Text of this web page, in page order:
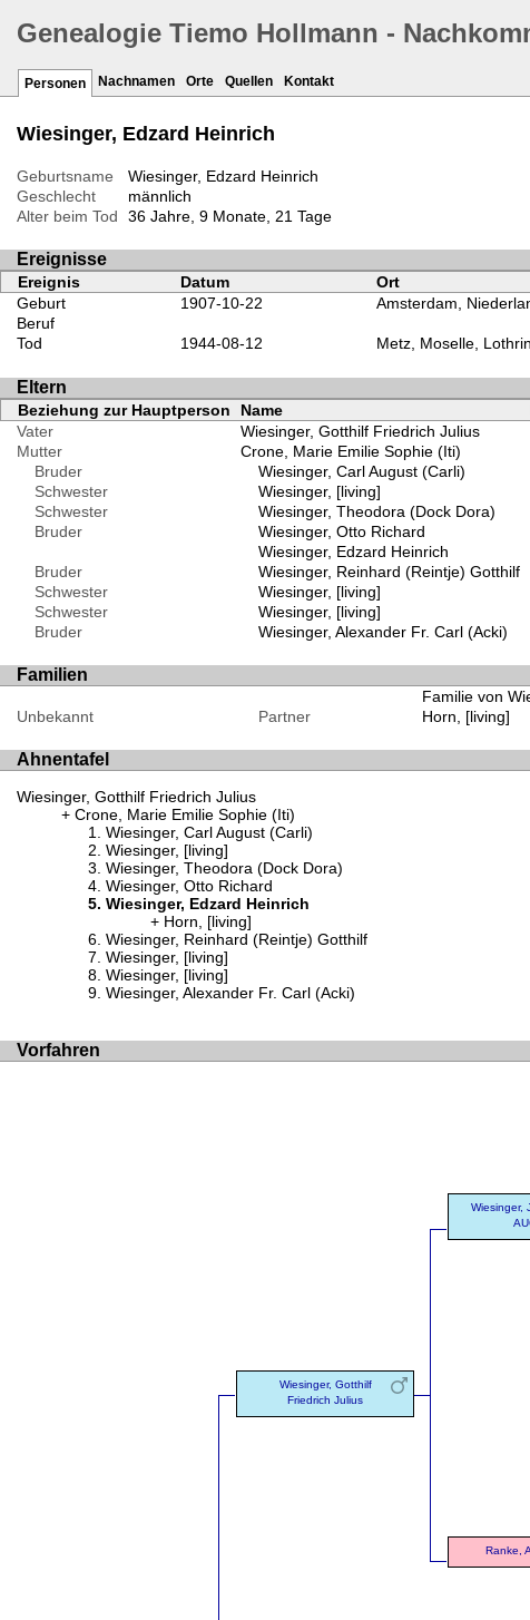
Genealogie Tiemo Hollmann -
Personen Nachnamen Orte Quellen Kontakt
Wiesinger, Edzard Heinrich
Geburtsname
Wiesinger, Edzard Heinrich
Geschlecht
männlich
Alter beim Tod
36 Jahre, 9 Monate, 21 Tage
Ereignisse
Ereignis Datum Ort
Geburt
1907-10-22
Amsterdam,
Beruf
Tod
1944-08-12 Metz, Moselle,
Eltern
Beziehung zur Hauptperson Name
Vater
Wiesinger, Gotthilf Friedrich Julius
Mutter
Crone, Marie Emilie Sophie (Iti)
Bruder
Wiesinger, Carl August (Carli)
Schwester
Wiesinger, [living]
Schwester
Wiesinger, Theodora (Dock Dora)
Bruder
Wiesinger, Otto Richard
Wiesinger, Edzard Heinrich
Bruder
Wiesinger, Reinhard (Reintje) Gotthilf
Schwester
Wiesinger, [living]
Schwester
Wiesinger, [living]
Bruder
Wiesinger, Alexander Fr. Carl (Acki)
Familien
Familie von
Unbekannt
Partner Horn, [living]
Ahnentafel
Wiesinger, Gotthilf Friedrich Julius
Crone, Marie Emilie Sophie (Iti)
Wiesinger, Carl August (Carli)
Wiesinger, [living]
Wiesinger, Theodora (Dock Dora)
Wiesinger, Otto Richard
Wiesinger, Edzard Heinrich
Horn, [living]
Wiesinger, Reinhard (Reintje) Gotthilf
Wiesinger, [living]
Wiesinger, [living]
Wiesinger, Alexander Fr. Carl (Acki)
Vorfahren
Wiesinger, Gotthilf
Friedrich Julius
Wiesinger,
Ranke,